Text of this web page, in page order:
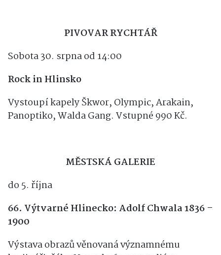
PIVOVAR RYCHTÁŘ
Sobota 30. srpna od 14:00
Rock in Hlinsko
Vystoupí kapely Škwor, Olympic, Arakain,
do 5. října
66. Výtvarné Hlinecko: Adolf Chwala 1836 –
1900